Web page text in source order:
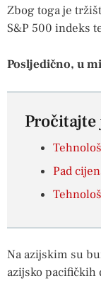
Zbog toga je
S&P 500 indeks
Posljedično, u
Pročitajte
Pad
Na azijskim su
azijsko pacifičkih